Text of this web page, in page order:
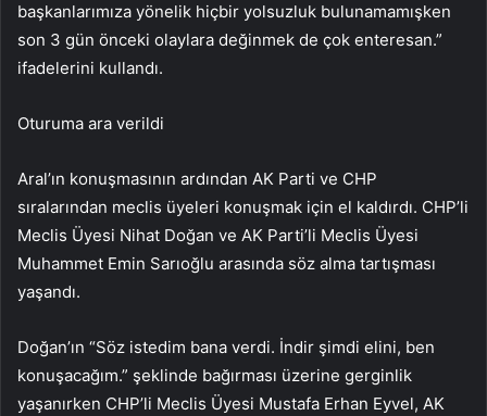
başkanlarımıza yönelik hiçbir yolsuzluk bulunamamışken
son 3 gün önceki olaylara değinmek de çok enteresan.”
ifadelerini kullandı.
Oturuma ara verildi
Aral’ın konuşmasının ardından AK Parti ve CHP
sıralarından meclis üyeleri konuşmak için el kaldırdı. CHP’li
Meclis Üyesi Nihat Doğan ve AK Parti’li Meclis Üyesi
Muhammet Emin Sarıoğlu arasında söz alma tartışması
yaşandı.
Doğan’ın “Söz istedim bana verdi. İndir şimdi elini, ben
konuşacağım.” şeklinde bağırması üzerine gerginlik
yaşanırken CHP’li Meclis Üyesi Mustafa Erhan Eyvel, AK